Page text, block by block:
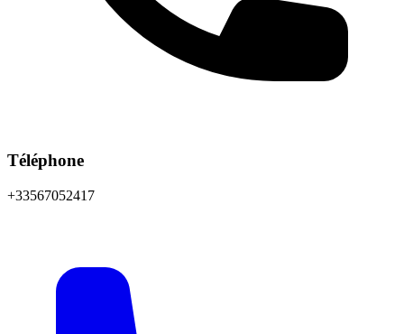
Téléphone
+33567052417